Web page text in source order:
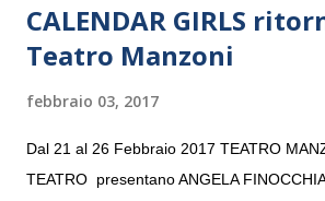
CALENDAR GIRLS
Teatro Manzoni
febbraio 03, 2017
Dal 21 al 26 Febbraio 2017 TEATRO
TEATRO presentano ANGELA